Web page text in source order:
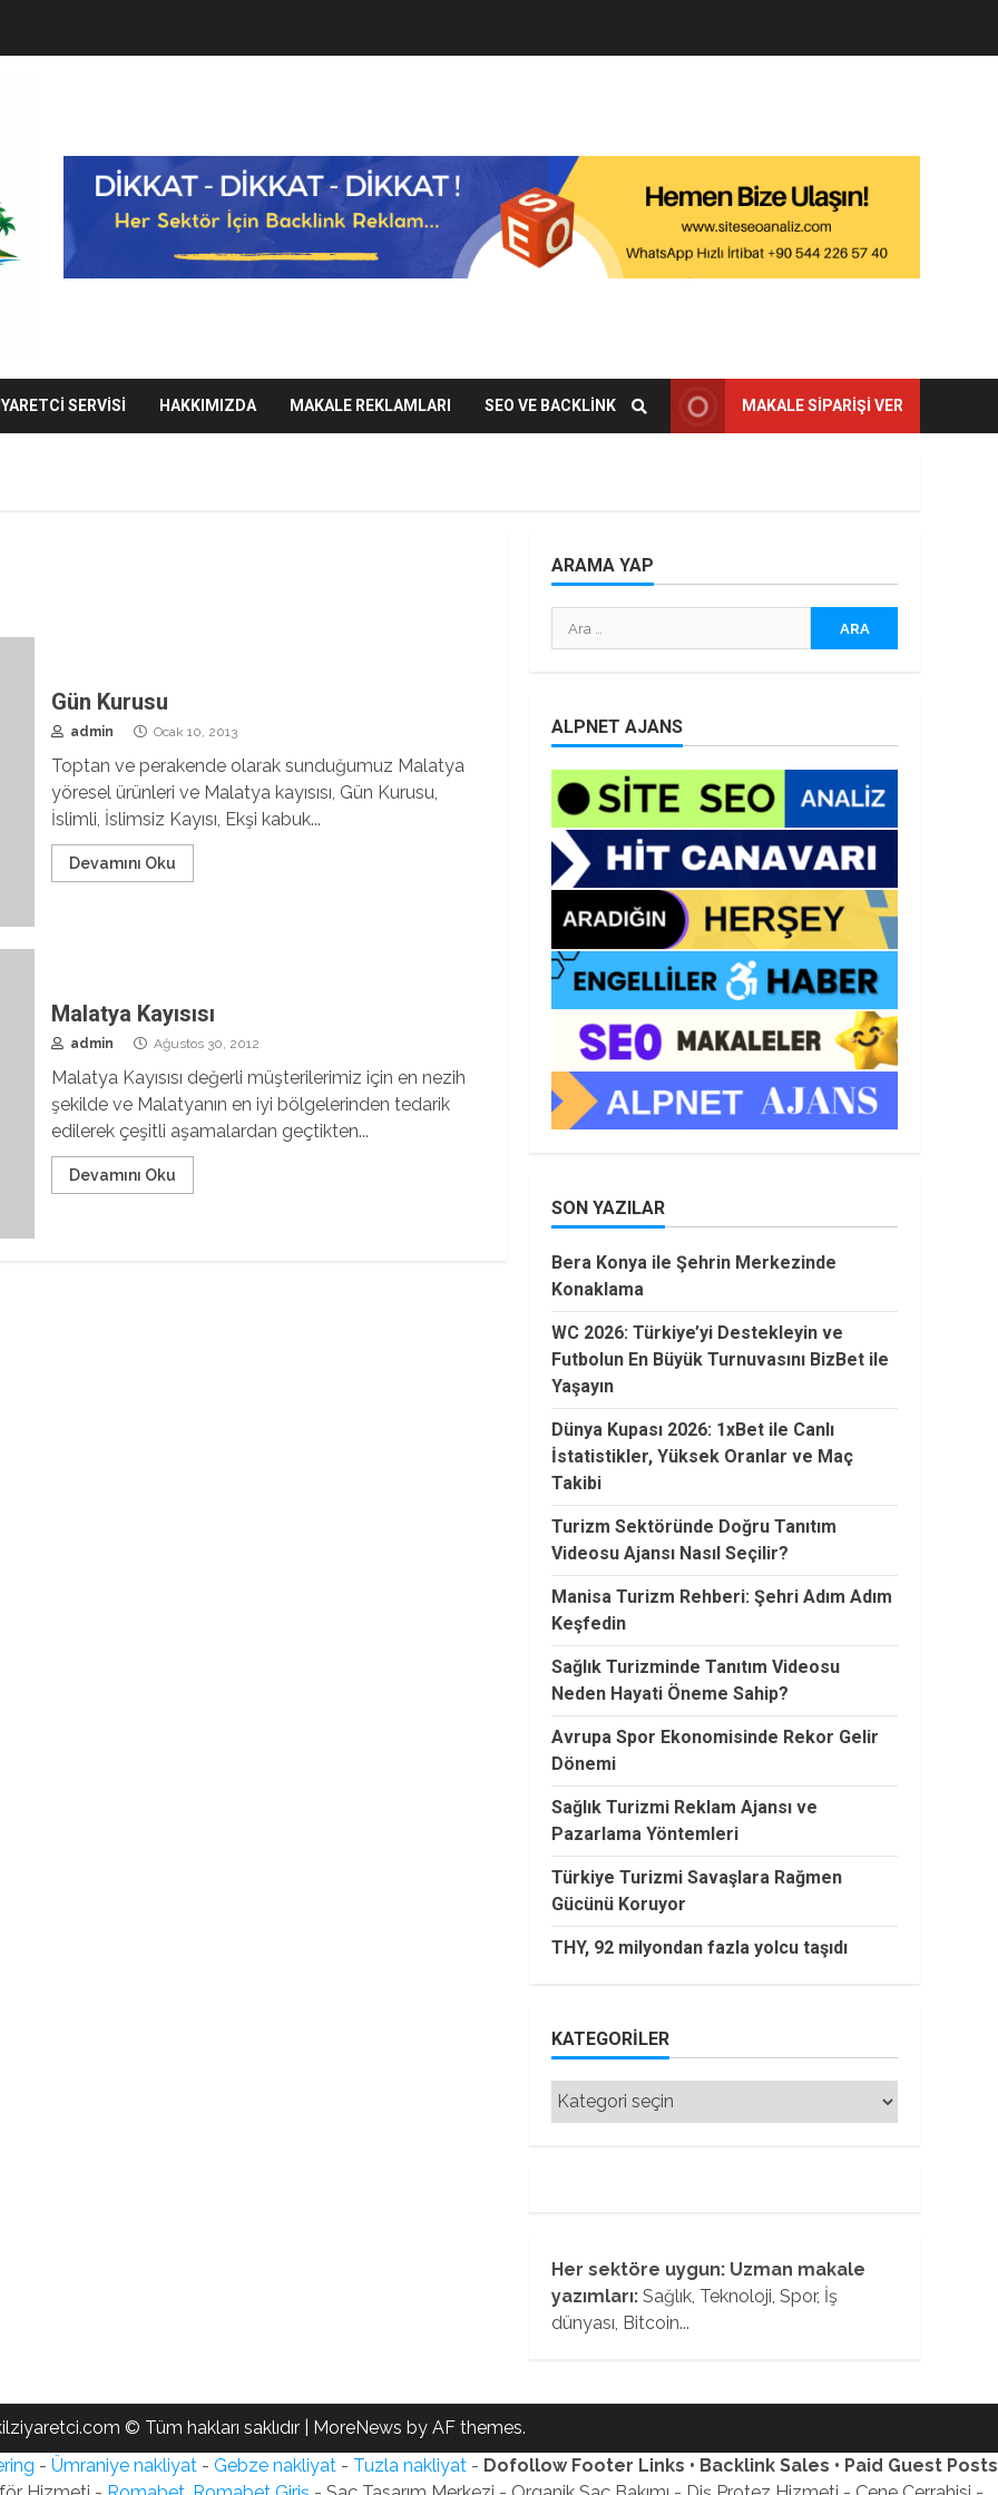
SERVISI HAKKIMIZDA MAKALE REKLAMLARI SEO VE BACKLINK MAKALE SIPARIŞI VER
Gün Kurusu
admin Ocak 10, 2013
Toptan ve perakende olarak sunduğumuz Malatya
yöresel ürünleri ve Malatya kayısısı, Gün Kurusu,
İslimli, İslimsiz Kayısı, Ekşi kabuk...
Devamını Oku
Malatya Kayısısı
admin Ağustos 30, 2012
Malatya Kayısısı değerli müşterilerimiz için en nezih
şekilde ve Malatyanın en iyi bölgelerinden tedarik
edilerek çeşitli aşamalardan geçtikten...
Devamını Oku
ARAMA YAP
Arama:
ALPNET AJANS
SON YAZILAR
Bera Konya ile Şehrin Merkezinde
Konaklama
WC 2026: Türkiye’yi Destekleyin ve
Futbolun En Büyük Turnuvasını BizBet ile
Yaşayın
Dünya Kupası 2026: 1xBet ile Canlı
İstatistikler, Yüksek Oranlar ve Maç
Takibi
Turizm Sektöründe Doğru Tanıtım
Videosu Ajansı Nasıl Seçilir?
Manisa Turizm Rehberi: Şehri Adım Adım
Keşfedin
Sağlık Turizminde Tanıtım Videosu
Neden Hayati Öneme Sahip?
Avrupa Spor Ekonomisinde Rekor Gelir
Dönemi
Sağlık Turizmi Reklam Ajansı ve
Pazarlama Yöntemleri
Türkiye Turizmi Savaşlara Rağmen
Gücünü Koruyor
THY, 92 milyondan fazla yolcu taşıdı
KATEGORILER
Kategoriler
Her sektöre uygun: Uzman makale
yazımları:Sağlık, Teknoloji, Spor, İş
dünyası, Bitcoin...
© Tüm hakları saklıdır MoreNews by AF themes.
- Ümraniye nakliyat - Gebze nakliyat - Tuzla nakliyat - Dofollow Footer Links • Backlink Sales • Paid Guest Posts